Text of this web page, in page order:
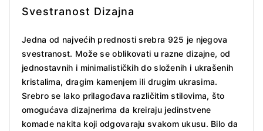
Svestranost Dizajna
Jedna od najvećih prednosti srebra 925 je njegova
svestranost. Može se oblikovati u razne dizajne, od
jednostavnih i minimalističkih do složenih i ukrašenih
kristalima, dragim kamenjem ili drugim ukrasima.
Srebro se lako prilagođava različitim stilovima, što
omogućava dizajnerima da kreiraju jedinstvene
komade nakita koji odgovaraju svakom ukusu. Bilo da